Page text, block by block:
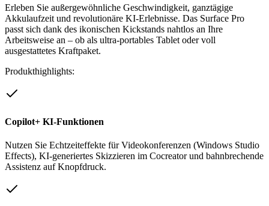
Erleben Sie außergewöhnliche Geschwindigkeit, ganztägige
Akkulaufzeit und revolutionäre KI-Erlebnisse. Das Surface Pro
passt sich dank des ikonischen Kickstands nahtlos an Ihre
Arbeitsweise an – ob als ultra-portables Tablet oder voll
ausgestattetes Kraftpaket.
Produkthighlights:
Copilot+ KI-Funktionen
Nutzen Sie Echtzeiteffekte für Videokonferenzen (Windows Studio
Effects), KI-generiertes Skizzieren im Cocreator und bahnbrechende
Assistenz auf Knopfdruck.